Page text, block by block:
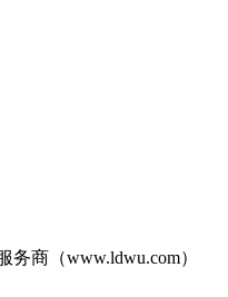
务商（www.ldwu.com）